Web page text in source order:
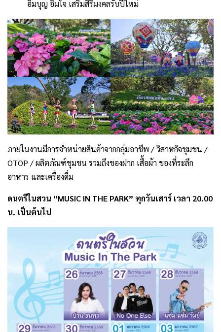
อิ่มบุญ อิ่มใจ เสริมสิริมงคลรับปีใหม่
ภายในงานมีการจำหน่ายสินค้าจากกลุ่มอาชีพ / วิสาหกิจชุมชน /
OTOP / ผลิตภัณฑ์ชุมชน รวมถึงของฝาก เสื้อผ้า ของที่ระลึก
อาหาร และเครื่องดื่ม
ดนตรีในสวน “MUSIC IN THE PARK” ทุกวันเสาร์ เวลา 20.00
น. เป็นต้นไป